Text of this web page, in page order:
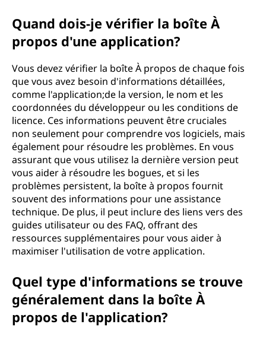
Quand dois-je vérifier la boîte À
propos d'une application?
Vous devez vérifier la boîte À propos de chaque fois
que vous avez besoin d'informations détaillées,
comme l'application;de la version, le nom et les
coordonnées du développeur ou les conditions de
licence. Ces informations peuvent être cruciales
non seulement pour comprendre vos logiciels, mais
également pour résoudre les problèmes. En vous
assurant que vous utilisez la dernière version peut
vous aider à résoudre les bogues, et si les
problèmes persistent, la boîte à propos fournit
souvent des informations pour une assistance
technique. De plus, il peut inclure des liens vers des
guides utilisateur ou des FAQ, offrant des
ressources supplémentaires pour vous aider à
maximiser l'utilisation de votre application.
Quel type d'informations se trouve
généralement dans la boîte À
propos de l'application?